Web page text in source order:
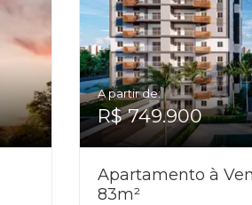
A partir de:
R$ 749.900
Apartamento à
83m²